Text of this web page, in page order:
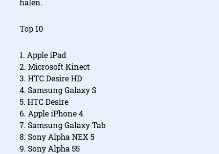
halen.
Top 10
1. Apple iPad
2. Microsoft Kinect
3. HTC Desire HD
4. Samsung Galaxy S
5. HTC Desire
6. Apple iPhone 4
7. Samsung Galaxy Tab
8. Sony Alpha NEX 5
9. Sony Alpha 55